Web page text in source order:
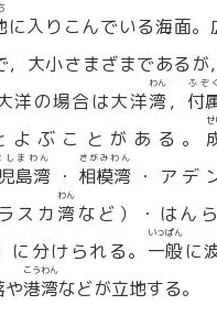
に入りこんでいる海面
，大小さまざまであるが，
洋の場合は大洋湾
わん
， 付
ふぞく
よぶことがある。
せ
島湾
しまわん
・ 相模湾
さがみわん
・アデ
スカ湾
わん
など）・はん
に分けられる。 一般
いっぱん
に
や港湾
こうわん
などが立地する。